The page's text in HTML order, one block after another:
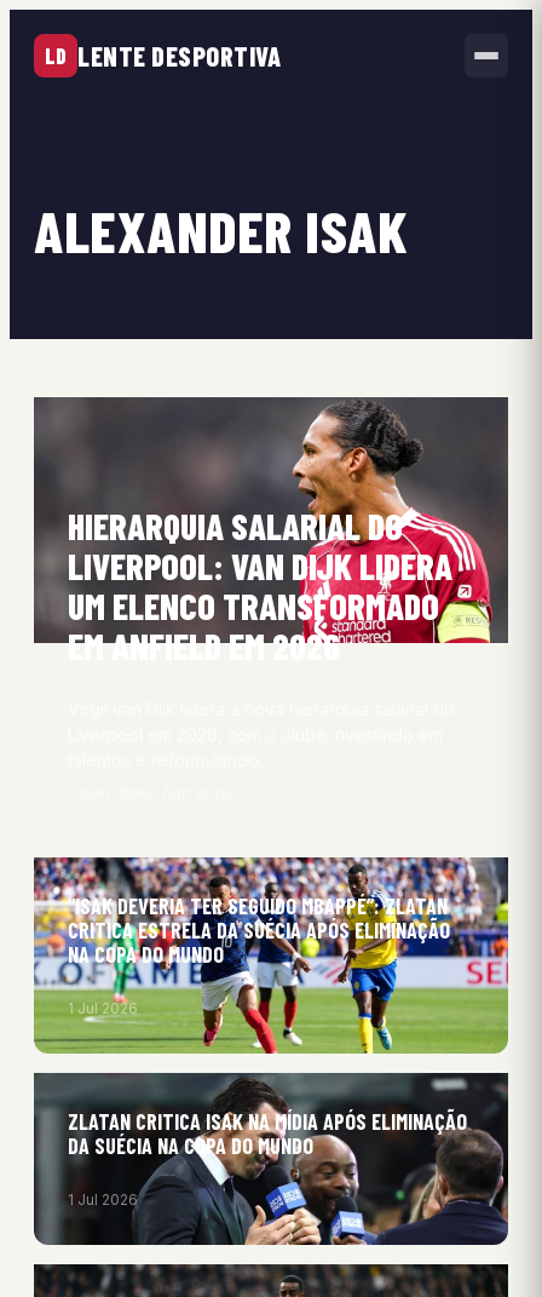
LD LENTE DESPORTIVA
ALEXANDER ISAK
HIERARQUIA SALARIAL DO
LIVERPOOL: VAN DIJK LIDERA
UM ELENCO TRANSFORMADO
EM ANFIELD EM 2026
“ISAK DEVERIA TER SEGUIDO MBAPPÉ”: ZLATAN
CRITICA ESTRELA DA SUÉCIA APÓS ELIMINAÇÃO
NA COPA DO MUNDO
1 Jul 2026
ZLATAN CRITICA ISAK NA MÍDIA APÓS ELIMINAÇÃO
DA SUÉCIA NA COPA DO MUNDO
1 Jul 2026